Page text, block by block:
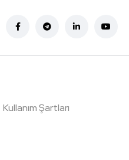
Kullanım Şartları